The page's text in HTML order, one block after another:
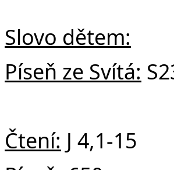
Slovo dětem:
Píseň ze Svítá:
Čtení: J 4,1-15